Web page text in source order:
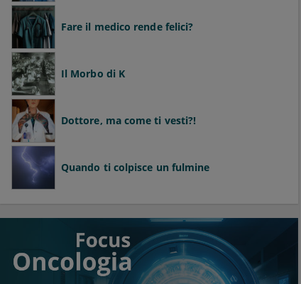
Fare il medico rende felici?
Il Morbo di K
Dottore, ma come ti vesti?!
Quando ti colpisce un fulmine